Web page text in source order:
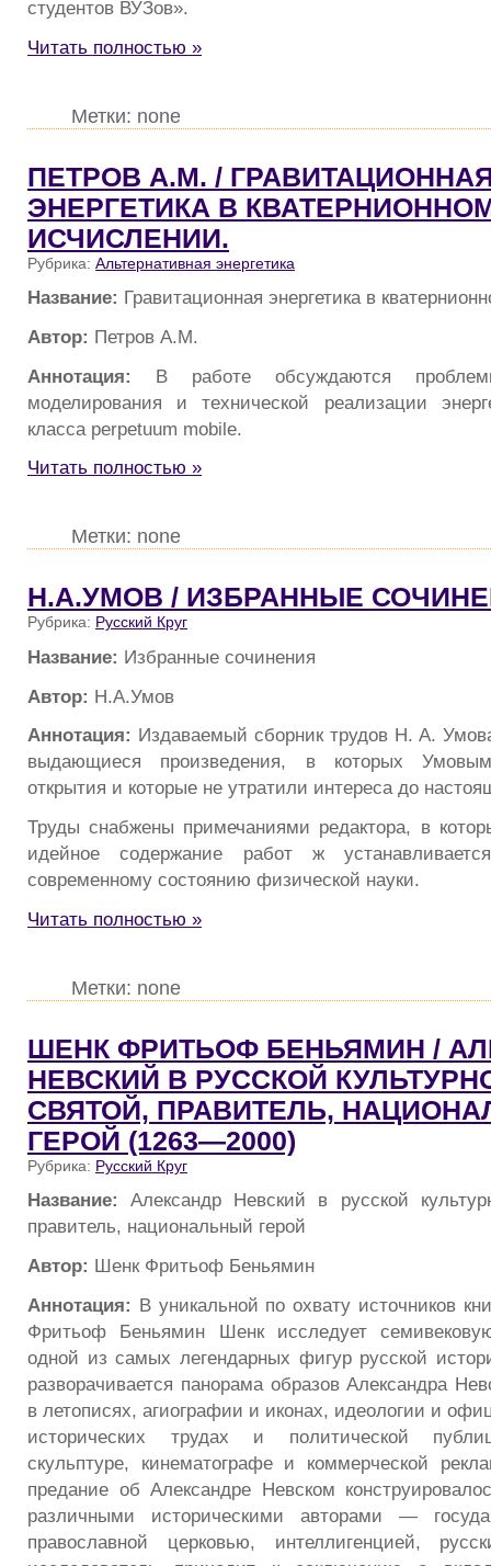
студентов ВУЗов».
Читать полностью »
Метки: none
ПЕТРОВ А.М. /
ЭНЕРГЕТИКА В
ИСЧИСЛЕНИИ.
Рубрика: Альтернативная энергетика
Название: Гравитационная энергетика в
Автор: Петров А.М.
Аннотация: В работе обсуждаются
моделирования и технической реализации
класса perpetuum mobile.
Читать полностью »
Метки: none
Н.А.УМОВ / ИЗБРАННЫЕ
Рубрика: Русский Круг
Название: Избранные сочинения
Автор: Н.А.Умов
Аннотация: Издаваемый сборник трудов Н. А.
выдающиеся произведения, в которых
открытия и которые не утратили интереса до
Труды снабжены примечаниями редактора, в
идейное содержание работ ж
современному состоянию физической науки.
Читать полностью »
Метки: none
ШЕНК ФРИТЬОФ БЕНЬЯМИН /
НЕВСКИЙ В РУССКОЙ
СВЯТОЙ, ПРАВИТЕЛЬ,
ГЕРОЙ (1263—2000)
Рубрика: Русский Круг
Название:Александр Невский в русской
правитель, национальный герой
Автор: Шенк Фритьоф Беньямин
Аннотация: В уникальной по охвату источников
Фритьоф Беньямин Шенк исследует
одной из самых легендарных фигур русской
разворачивается панорама образов Александра
в летописях, агиографии и иконах, идеологии и
исторических трудах и политической
скульптуре, кинематографе и коммерческой
предание об Александре Невском
различными историческими авторами —
православной церковью, интеллигенцией,